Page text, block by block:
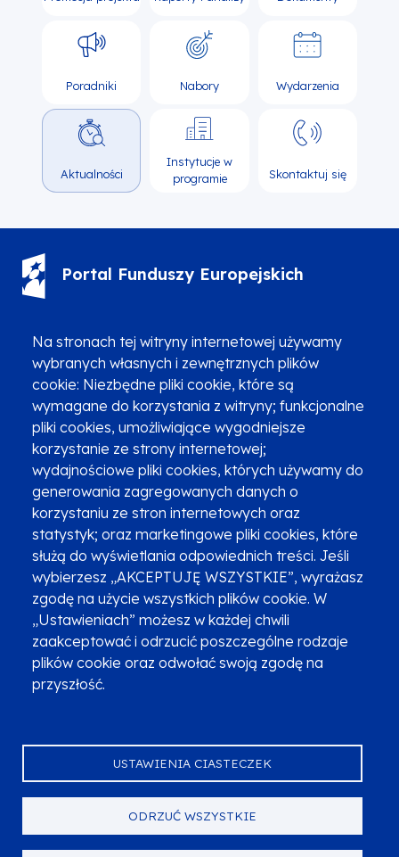
Na stronach tej witryny internetowej używamy
wybranych własnych i zewnętrznych plików
cookie: Niezbędne pliki cookie, które są
wymagane do korzystania z witryny; funkcjonalne
pliki cookies, umożliwiające wygodniejsze
korzystanie ze strony internetowej;
wydajnościowe pliki cookies, których używamy do
generowania zagregowanych danych o
korzystaniu ze stron internetowych oraz
statystyk; oraz marketingowe pliki cookies, które
służą do wyświetlania odpowiednich treści. Jeśli
wybierzesz „AKCEPTUJĘ WSZYSTKIE”, wyrażasz
zgodę na użycie wszystkich plików cookie. W
„Ustawieniach” możesz w każdej chwili
zaakceptować i odrzucić poszczególne rodzaje
plików cookie oraz odwołać swoją zgodę na
przyszłość.
USTAWIENIA CIASTECZEK
ODRZUĆ WSZYSTKIE
Poradniki Nabory Wydarzenia
Aktualności
Instytucje w
programie
Skontaktuj się
Portal Funduszy Europejskich
Zgłoszenia podejrzenia niezgodności z KPP i KPON
Newsletter
Fundusze SMS-em
Najczęściej zadawane pytania
Promocja projektu
Zobacz inne programy
Poznaj Fundusze 2014-2020
Deklaracja dostępności
Polityka prywatności
Przetwarzanie danych osobowych
Zgłoś błąd Mapa strony
Serwis dofinansowany przez Unię Europejską z programu Fundusze
© Urząd Marszałkowski Województwa Małopolskiego 2023